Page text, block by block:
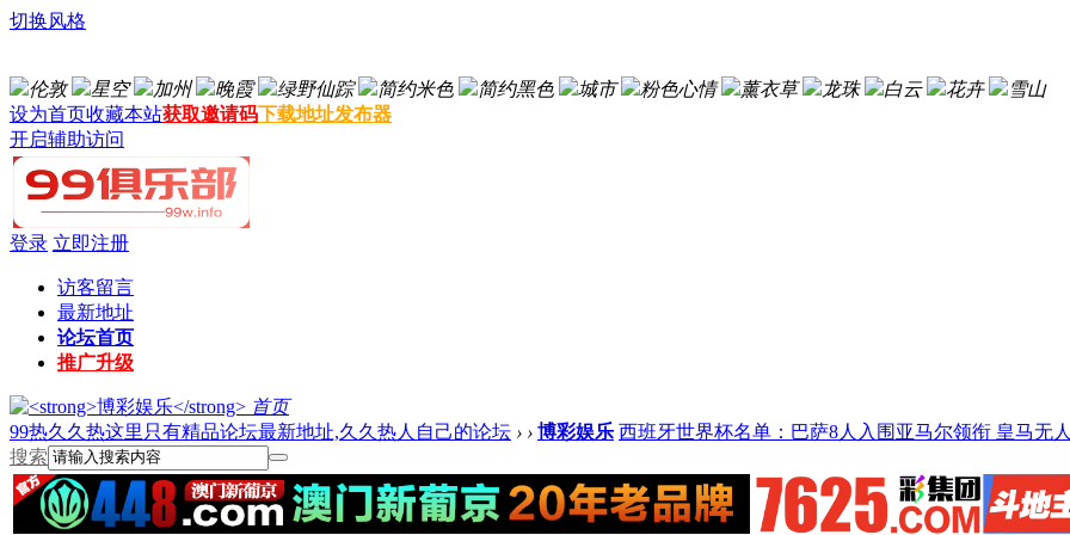
切换风格
伦敦 星空 加州 晚霞 绿野仙踪 简约米色 简约黑色 城市 粉色心情 薰衣草 龙珠 白云 花卉
雪山
设为首页收藏本站获取邀请码下载地址发布器
开启辅助访问
登录 立即注册
访客留言
最新地址
论坛首页
推广升级
首页
99热久久热这里只有精品论坛最新地址,久久热人自己的论坛 › › 博彩娱乐 西班牙世界杯名单：巴萨8人入围亚马尔领衔 皇马无
搜索